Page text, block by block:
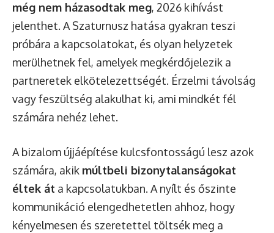
még nem házasodtak meg, 2026 kihívást
jelenthet. A Szaturnusz hatása gyakran teszi
próbára a kapcsolatokat, és olyan helyzetek
merülhetnek fel, amelyek megkérdőjelezik a
partneretek elkötelezettségét. Érzelmi távolság
vagy feszültség alakulhat ki, ami mindkét fél
számára nehéz lehet.
A bizalom újjáépítése kulcsfontosságú lesz azok
számára, akik múltbeli bizonytalanságokat
éltek át a kapcsolatukban. A nyílt és őszinte
kommunikáció elengedhetetlen ahhoz, hogy
kényelmesen és szeretettel töltsék meg a